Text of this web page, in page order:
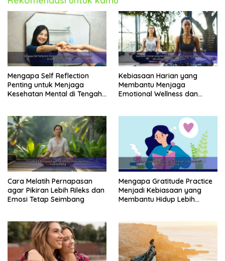
Mengapa Self Reflection
Penting untuk Menjaga
Kesehatan Mental di Tengah
Kebiasaan Harian yang
Membantu Menjaga
Emotional Wellness dan
Cara Melatih Pernapasan
agar Pikiran Lebih Rileks dan
Emosi Tetap Seimbang
Mengapa Gratitude Practice
Menjadi Kebiasaan yang
Membantu Hidup Lebih